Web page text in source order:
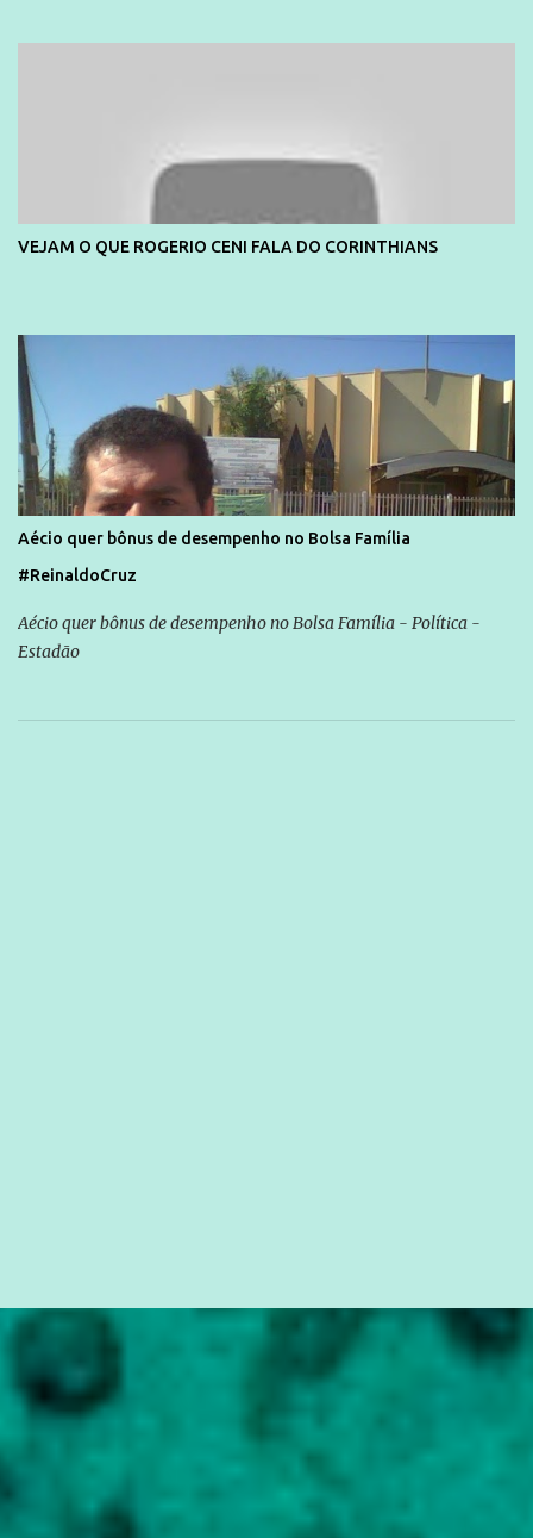
VEJAM O QUE ROGERIO CENI FALA DO CORINTHIANS
Aécio quer bônus de desempenho no Bolsa Família
#ReinaldoCruz
Aécio quer bônus de desempenho no Bolsa Família - Política -
Estadão